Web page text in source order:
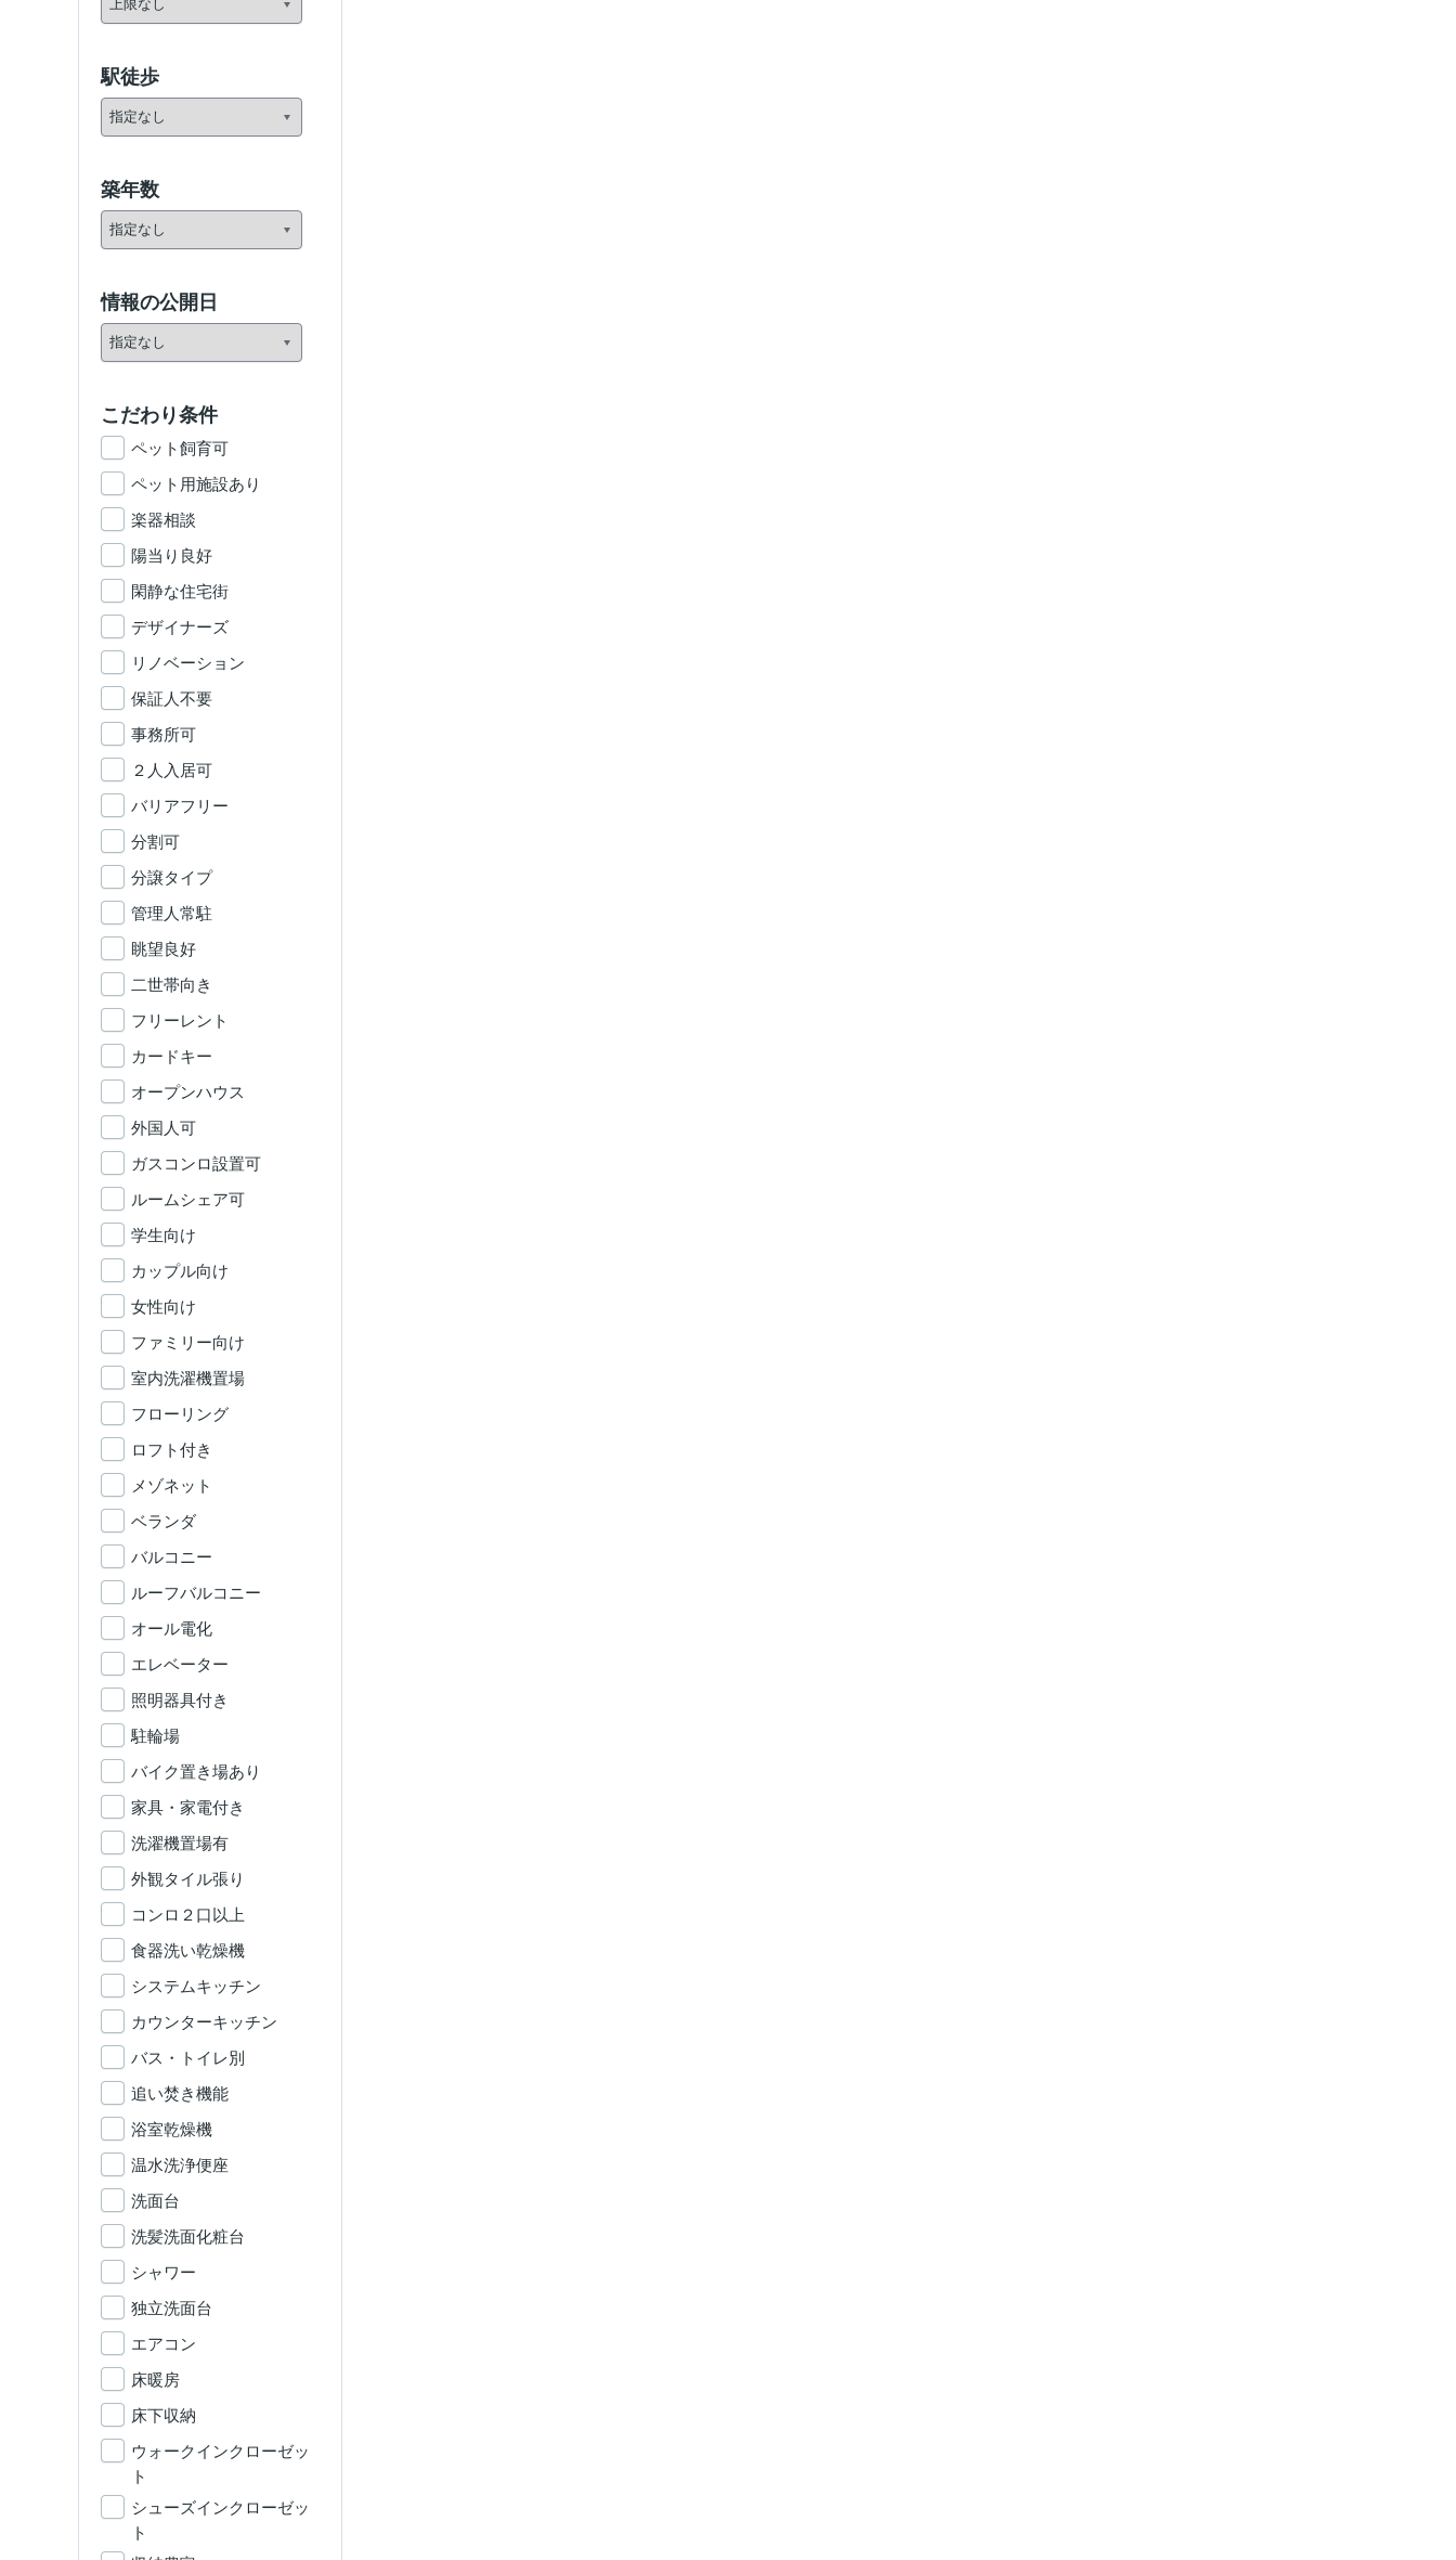
駅徒歩
築年数
情報の公開日
こだわり条件
ペット飼育可
ペット用施設あり
楽器相談
陽当り良好
閑静な住宅街
デザイナーズ
リノベーション
保証人不要
事務所可
２人入居可
バリアフリー
分割可
分譲タイプ
管理人常駐
眺望良好
二世帯向き
フリーレント
カードキー
オープンハウス
外国人可
ガスコンロ設置可
ルームシェア可
学生向け
カップル向け
女性向け
ファミリー向け
室内洗濯機置場
フローリング
ロフト付き
メゾネット
ベランダ
バルコニー
ルーフバルコニー
オール電化
エレベーター
照明器具付き
駐輪場
バイク置き場あり
家具・家電付き
洗濯機置場有
外観タイル張り
コンロ２口以上
食器洗い乾燥機
システムキッチン
カウンターキッチン
バス・トイレ別
追い焚き機能
浴室乾燥機
温水洗浄便座
洗面台
洗髪洗面化粧台
シャワー
独立洗面台
エアコン
床暖房
床下収納
ウォークインクローゼッ
ト
シューズインクローゼッ
ト